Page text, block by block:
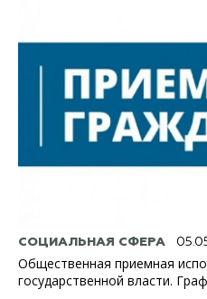
СОЦИАЛЬНАЯ СФЕРА
Общественная приемная
государственной власти.